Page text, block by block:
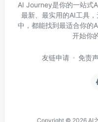
AI Journey是你的一站式
最新、最实用的AI工具
中，都能找到最适合你的
开始你
友链申请 免责
Copyright © 2026 AI